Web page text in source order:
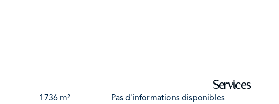
1736 m²
Services
Pas d'informations disponibles